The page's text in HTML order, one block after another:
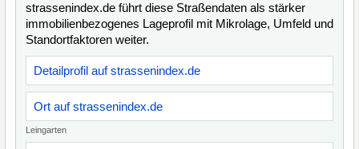
strassenindex.de führt diese Straßendaten als stärker
immobilienbezogenes Lageprofil mit Mikrolage, Umfeld und
Standortfaktoren weiter.
Detailprofil auf strassenindex.de
Ort auf strassenindex.de
Leingarten